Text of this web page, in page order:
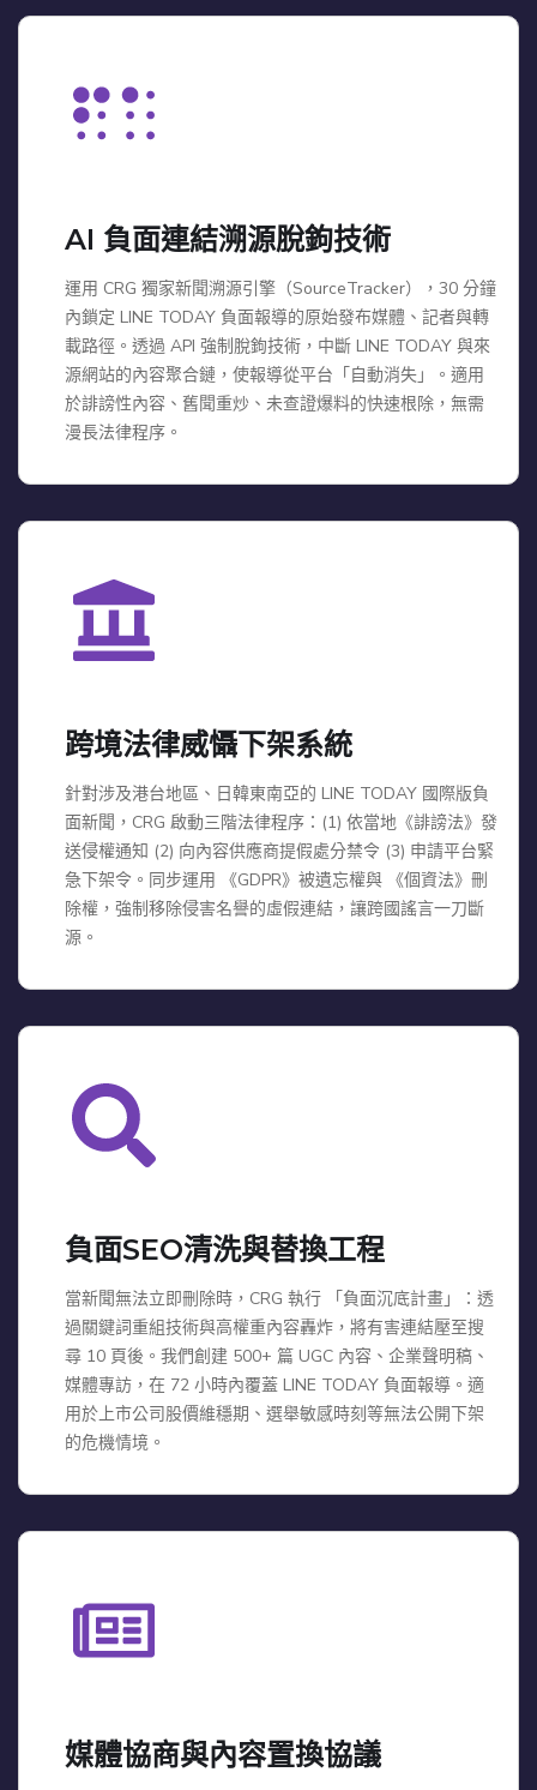
AI 負面連結溯源脫鉤技術
運用 CRG 獨家新聞溯源引擎（SourceTracker），30 分鐘
內鎖定 LINE TODAY 負面報導的原始發布媒體、記者與轉
載路徑。透過 API 強制脫鉤技術，中斷 LINE TODAY 與來
源網站的內容聚合鏈，使報導從平台「自動消失」。適用
於誹謗性內容、舊聞重炒、未查證爆料的快速根除，無需
漫長法律程序。
跨境法律威懾下架系統
針對涉及港台地區、日韓東南亞的 LINE TODAY 國際版負
面新聞，CRG 啟動三階法律程序：(1) 依當地《誹謗法》發
送侵權通知 (2) 向內容供應商提假處分禁令 (3) 申請平台緊
急下架令。同步運用 《GDPR》被遺忘權與 《個資法》刪
除權，強制移除侵害名譽的虛假連結，讓跨國謠言一刀斷
源。
負面SEO清洗與替換工程
當新聞無法立即刪除時，CRG 執行 「負面沉底計畫」：透
過關鍵詞重組技術與高權重內容轟炸，將有害連結壓至搜
尋 10 頁後。我們創建 500+ 篇 UGC 內容、企業聲明稿、
媒體專訪，在 72 小時內覆蓋 LINE TODAY 負面報導。適
用於上市公司股價維穩期、選舉敏感時刻等無法公開下架
的危機情境。
媒體協商與內容置換協議